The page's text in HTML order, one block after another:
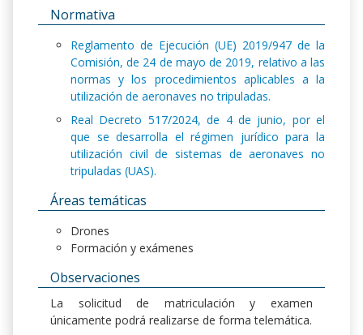
Normativa
Reglamento de Ejecución (UE) 2019/947 de la
Comisión, de 24 de mayo de 2019, relativo a las
normas y los procedimientos aplicables a la
utilización de aeronaves no tripuladas.
Real Decreto 517/2024, de 4 de junio, por el
que se desarrolla el régimen jurídico para la
utilización civil de sistemas de aeronaves no
tripuladas (UAS).
Áreas temáticas
Drones
Formación y exámenes
Observaciones
La solicitud de matriculación y examen
únicamente podrá realizarse de forma telemática.